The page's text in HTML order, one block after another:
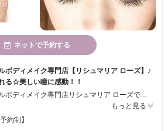
ネットで予約する
ボディメイク専門店【リシュマリア ローズ】♪
る☆美しい瞳に感動！！
石川県金沢市のブライダルボディメイク専門店リシュマリア ローズです。 全身すみずみまで最高の女優肌をお約束するエアブラシメイクアップ、 素肌にキラキラ輝くジュエリーボディアート、 一生に一度の晴れの日を彩る、ブライダルボディアート。 まつげ美容、ネイル、シェービング、脱毛、ヘアメイク、 フェイシャル、ボディトリートメント、アロママッサージのエステメニューも充実。 花嫁さんはもちろん、すべての女性のトータルビューティをご提案。 プロフェッショナルの技術と、おもてなしの心。そしてちょっぴりの魔法をかけて あなたのキレイをお手伝いします♪
もっと見る
約制】